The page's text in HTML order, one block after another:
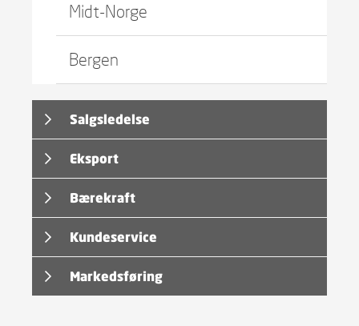
Midt-Norge
Bergen
Salgsledelse
Eksport
Bærekraft
Kundeservice
Markedsføring